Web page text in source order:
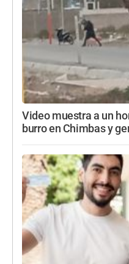
Video muestra a un
burro en Chimbas y